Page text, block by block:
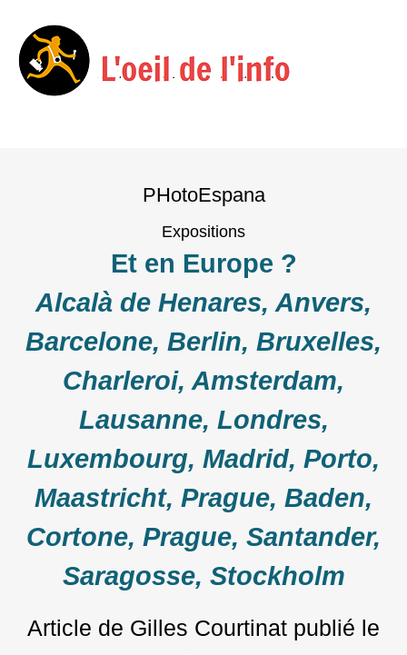
PHotoEspana
Expositions
Et en Europe ?
Alcalà de Henares, Anvers,
Barcelone, Berlin, Bruxelles,
Charleroi, Amsterdam,
Lausanne, Londres,
Luxembourg, Madrid, Porto,
Maastricht, Prague, Baden,
Cortone, Prague, Santander,
Saragosse, Stockholm
Article de Gilles Courtinat publié le